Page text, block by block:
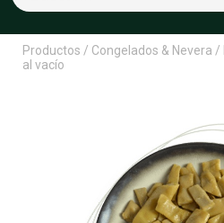
Productos / Congelados & Nevera /
al vacío